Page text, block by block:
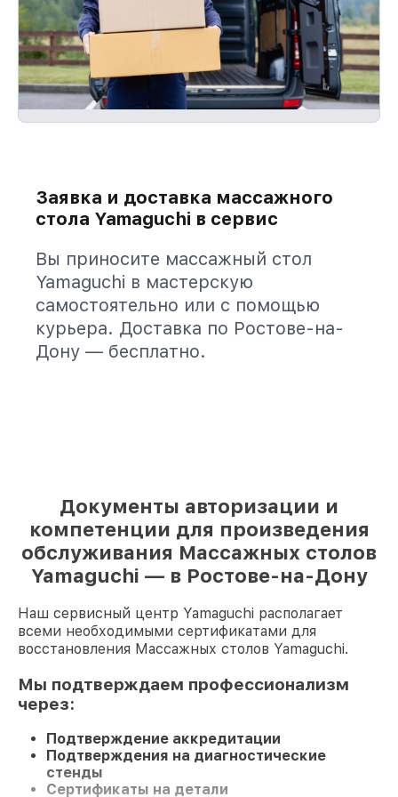
Заявка и доставка массажного
стола Yamaguchi в сервис
Вы приносите массажный стол
Yamaguchi в мастерскую
самостоятельно или с помощью
курьера. Доставка по Ростове-на-
Дону — бесплатно.
Документы авторизации и
компетенции для произведения
обслуживания Массажных столов
Yamaguchi — в Ростове-на-Дону
Наш сервисный центр Yamaguchi располагает
всеми необходимыми сертификатами для
восстановления Массажных столов Yamaguchi.
Мы подтверждаем профессионализм
через:
Подтверждение аккредитации
Подтверждения на диагностические
стенды
Сертификаты на детали